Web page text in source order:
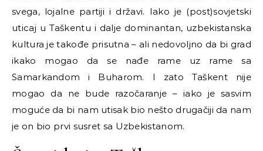
svega, lojalne partiji i državi. Iako je (post)sovjetski
uticaj u Taškentu i dalje dominantan, uzbekistanska
kultura je takođe prisutna – ali nedovoljno da bi grad
ikako mogao da se nađe rame uz rame sa
Samarkandom i Buharom. I zato Taškent nije
mogao da ne bude razočaranje – iako je sasvim
moguće da bi nam utisak bio nešto drugačiji da nam
je on bio prvi susret sa Uzbekistanom.